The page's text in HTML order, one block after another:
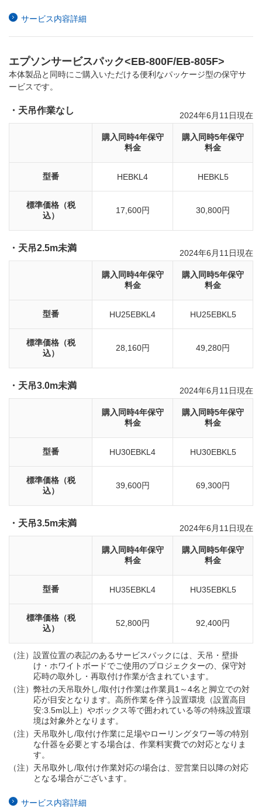
サービス内容詳細
エプソンサービスパック<EB-800F/EB-805F>
本体製品と同時にご購入いただける便利なパッケージ型の保守サ
ービスです。
・天吊作業なし 2024年6月11日現在
購入同時4年保守
料金
購入同時5年保守
料金
型番 HEBKL4 HEBKL5
標準価格（税
込）
17,600円 30,800円
・天吊2.5m未満 2024年6月11日現在
購入同時4年保守
料金
購入同時5年保守
料金
型番 HU25EBKL4 HU25EBKL5
標準価格（税
込）
28,160円 49,280円
・天吊3.0m未満 2024年6月11日現在
購入同時4年保守
料金
購入同時5年保守
料金
型番 HU30EBKL4 HU30EBKL5
標準価格（税
込）
39,600円 69,300円
・天吊3.5m未満 2024年6月11日現在
購入同時4年保守
料金
購入同時5年保守
料金
型番 HU35EBKL4 HU35EBKL5
標準価格（税
込）
52,800円 92,400円
（注） 設置位置の表記のあるサービスパックには、天吊・壁掛
け・ホワイトボードでご使用のプロジェクターの、保守対
応時の取外し・再取付け作業が含まれています。
（注） 弊社の天吊取外し/取付け作業は作業員1～4名と脚立での対
応が目安となります。高所作業を伴う設置環境（設置高目
安:3.5m以上）やボックス等で囲われている等の特殊設置環
境は対象外となります。
（注） 天吊取外し/取付け作業に足場やローリングタワー等の特別
な什器を必要とする場合は、作業料実費での対応となりま
す。
（注） 天吊取外し/取付け作業対応の場合は、翌営業日以降の対応
となる場合がございます。
サービス内容詳細